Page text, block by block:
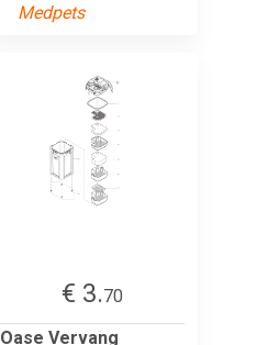
Medpets
€ 3.70
Oase Vervang